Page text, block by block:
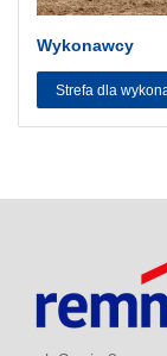
Wykonawcy
Strefa dla